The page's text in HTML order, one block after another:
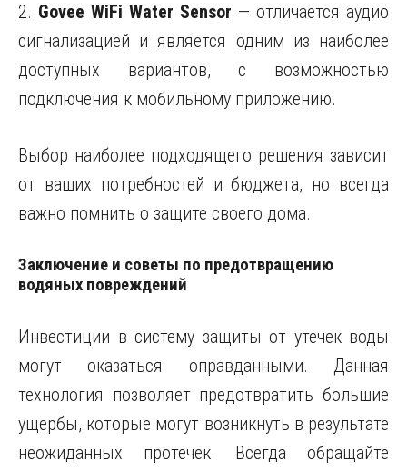
2. Govee WiFi Water Sensor — отличается аудио
сигнализацией и является одним из наиболее
доступных вариантов, с возможностью
подключения к мобильному приложению.
Выбор наиболее подходящего решения зависит
от ваших потребностей и бюджета, но всегда
важно помнить о защите своего дома.
Заключение и советы по предотвращению
водяных повреждений
Инвестиции в систему защиты от утечек воды
могут оказаться оправданными. Данная
технология позволяет предотвратить большие
ущербы, которые могут возникнуть в результате
неожиданных протечек. Всегда обращайте